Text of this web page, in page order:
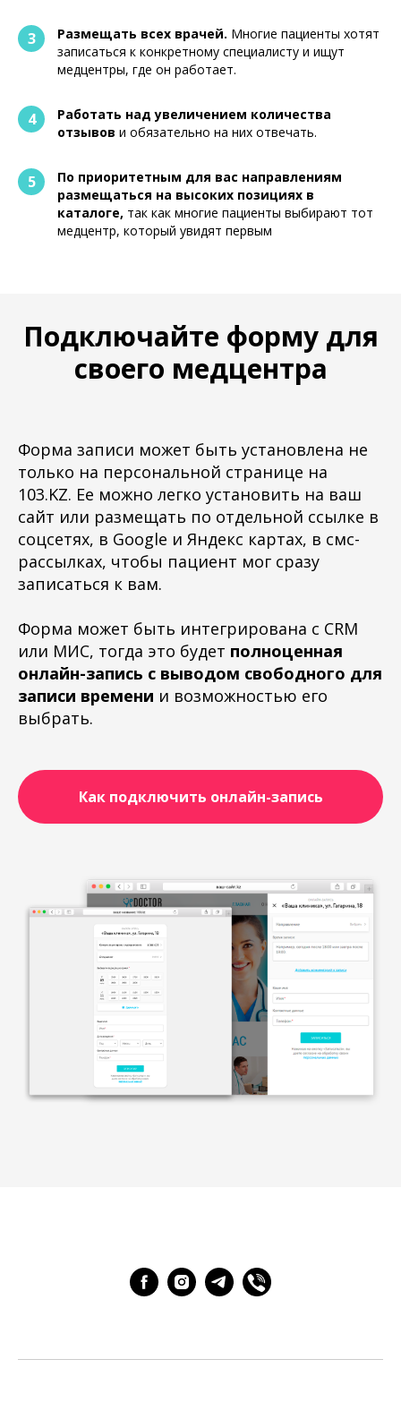
3 Размещать всех врачей. Многие пациенты хотят
записаться к конкретному специалисту и ищут
медцентры, где он работает.
4
Работать над увеличением количества
отзывов и обязательно на них отвечать.
5
По приоритетным для вас направлениям
размещаться на высоких позициях в
каталоге, так как многие пациенты выбирают тот
медцентр, который увидят первым
Подключайте форму для
своего медцентра
Форма записи может быть установлена не
только на персональной странице на
103.KZ. Ее можно легко установить на ваш
сайт или размещать по отдельной ссылке в
соцсетях, в Google и Яндекс картах, в смс-
рассылках, чтобы пациент мог сразу
записаться к вам.
Форма может быть интегрирована с CRM
или МИС, тогда это будет полноценная
онлайн-запись с выводом свободного для
записи времени и возможностью его
выбрать.
Как подключить онлайн-запись